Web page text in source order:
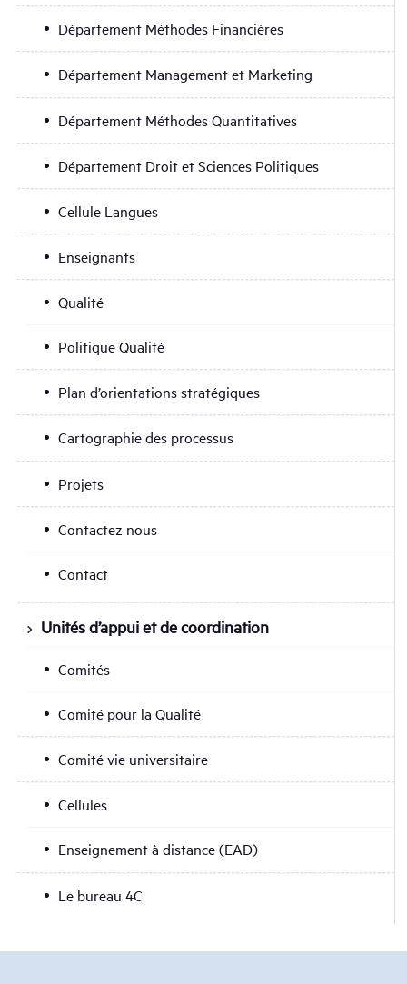
Département Méthodes Financières
Département Management et Marketing
Département Méthodes Quantitatives
Département Droit et Sciences Politiques
Cellule Langues
Enseignants
Qualité
Politique Qualité
Plan d’orientations stratégiques
Cartographie des processus
Projets
Contactez nous
Contact
Unités d’appui et de coordination
Comités
Comité pour la Qualité
Comité vie universitaire
Cellules
Enseignement à distance (EAD)
Le bureau 4C